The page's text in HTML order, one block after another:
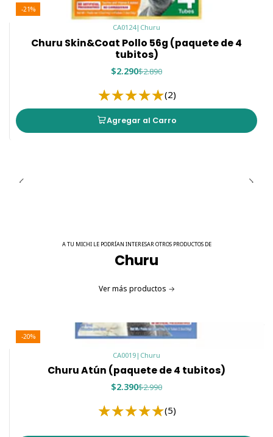
limpia y fresca diariamente y visita al veterinario
periódicamente para garantizar la buena salud de tu
-21%
CA0124| Churu
Churu Skin&Coat Pollo 56g (paquete de 4
tubitos)
$2.290$2.890
(2)
Agregar al Carro
A TU MICHI LE PODRÍAN INTERESAR OTROS PRODUCTOS DE
Churu
Ver más productos
-20%
CA0019 | Churu
Churu Atún (paquete de 4 tubitos)
$2.390$2.990
(5)